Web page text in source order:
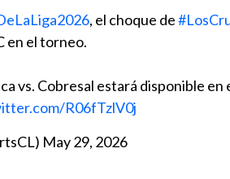
, el choque de
en el torneo.
vs. Cobresal estará disponible en
R06fTzlV0j
May 29, 2026